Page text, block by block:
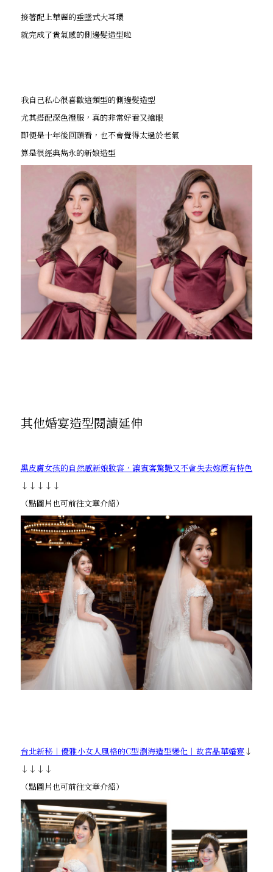
接著配上華麗的垂墜式大耳環
就完成了貴氣感的側邊髮造型啦
我自己私心很喜歡這類型的側邊髮造型
尤其搭配深色禮服，真的非常好看又搶眼
即便是十年後回頭看，也不會覺得太過於老氣
算是很經典雋永的新娘造型
其他婚宴造型閱讀延伸
黑皮膚女孩的自然感新娘妝容，讓賓客驚艷又不會失去妳原有特色
↓↓↓↓↓
（點圖片也可前往文章介紹）
台北新秘｜優雅小女人風格的C型瀏海造型變化｜故宮晶華婚宴↓
↓↓↓↓
（點圖片也可前往文章介紹）